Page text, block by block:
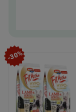
-30%